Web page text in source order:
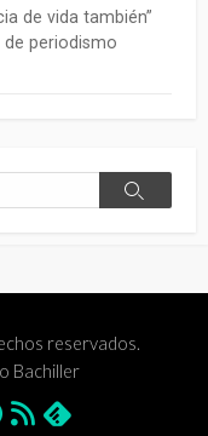
de vida también”
periodismo
Buscar
reservados.
Bachiller
Telegram
FeedFeedly